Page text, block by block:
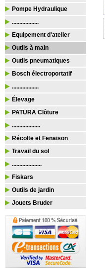
Pompe Hydraulique
..................
Equipement d'atelier
Outils à main
Outils pneumatiques
Bosch électroportatif
..................
Élevage
PATURA Clôture
...................
Récolte et Fenaison
Travail du sol
....................
Fiskars
Outils de jardin
Jouets Bruder